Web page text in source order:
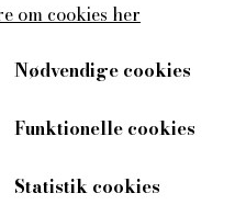
Anledningskort
Plakater
Oregano
24,00 kr
Varenummer: 3005
om cookies her
Nødvendige cookies
Funktionelle cookies
Statistik cookies